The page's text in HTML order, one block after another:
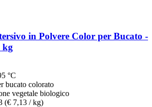
in Polvere Color per Bucato -​
kg
°C
bucato colorato
vegetale biologico
(€ 7,13 / kg)